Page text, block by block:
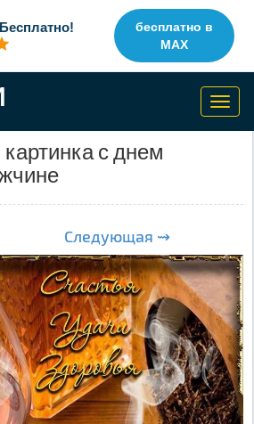
бесплатно в
MAX
с днем
Следующая ⇝